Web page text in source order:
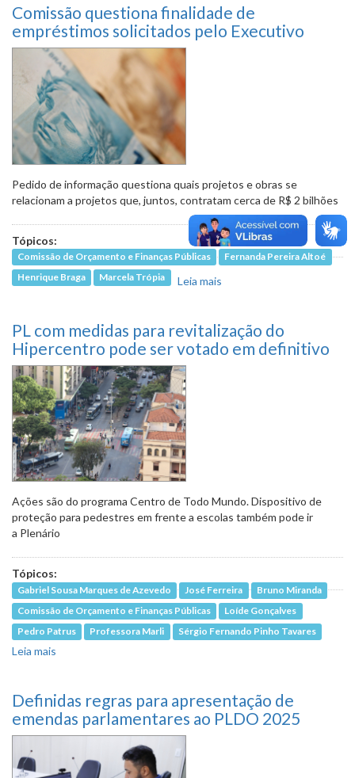
Comissão questiona finalidade de
empréstimos solicitados pelo Executivo
Pedido de informação questiona quais projetos e obras se
relacionam a projetos que, juntos, contratam cerca de R$ 2 bilhões
Tópicos:
Comissão de Orçamento e Finanças Públicas
Fernanda Pereira Altoé
Henrique Braga
Marcela Trópia Leia mais
pelo Executivo
PL com medidas para revitalização do
Hipercentro pode ser votado em definitivo
Ações são do programa Centro de Todo Mundo. Dispositivo de
proteção para pedestres em frente a escolas também pode ir
a Plenário
Tópicos:
Gabriel Sousa Marques de Azevedo José Ferreira
Bruno Miranda
Comissão de Orçamento e Finanças Públicas
Loíde Gonçalves
Pedro Patrus
Professora Marli Sérgio Fernando Pinho Tavares
Leia mais
Definidas regras para apresentação de
emendas parlamentares ao PLDO 2025